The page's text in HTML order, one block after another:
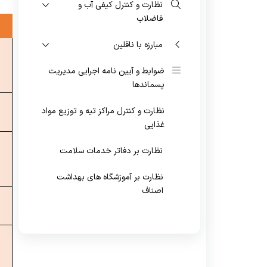
نظارت و کنترل کیفی آب و
فاضلاب
مبارزه با ناقلین
ضوابط و آیین نامه اجرایی مدیریت
پسماندها
نظارت و کنترل مراکز تیه و توزیع مواد
غذایی
نظارت بر دفاتر خدمات سلامت
نظارت بر آموزشگاه های بهداشت
اصناف